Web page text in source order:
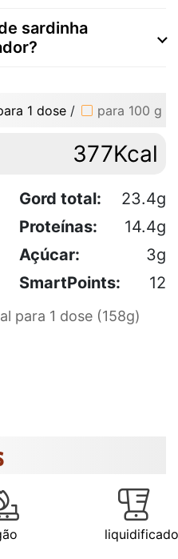
sardinha
1 dose / para 100 g
377Kcal
Gord total:
23.4g
Proteínas:
14.4g
Açúcar:
3g
SmartPoints: 12
para 1 dose (158g)